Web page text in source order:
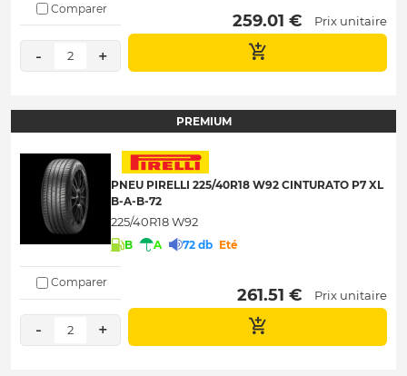
Comparer
- 2 +
259.01 € Prix unitaire
PREMIUM
PNEU PIRELLI 225/40R18 W92 CINTURATO P7 XL
B-A-B-72
225/40R18 W92
B A 72 db Eté
Comparer
- 2 +
261.51 € Prix unitaire